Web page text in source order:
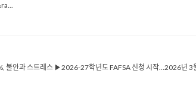
안과 스트레스 ▶2026-27학년도 FAFSA 신청 시작…2026년